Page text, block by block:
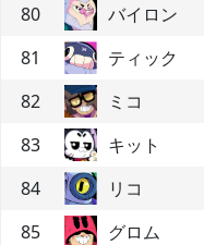
80
バイロン
81
ティック
82
ミコ
83
キット
84
リコ
85
グロム